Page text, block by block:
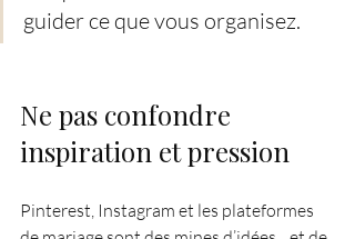
guider ce que vous organisez.
Ne pas confondre
inspiration et pression
Pinterest, Instagram et les plateformes